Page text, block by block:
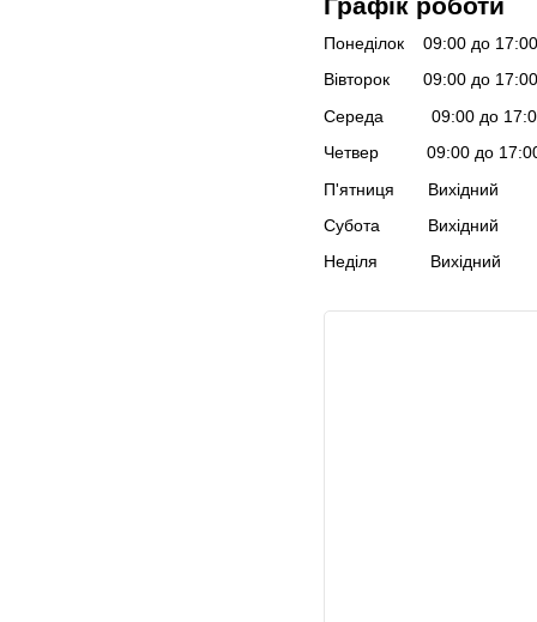
Понеділок 09:00 до 17:00
Вівторок 09:00 до 17:00
Середа 09:00 до
Четвер 09:00 до
П'ятниця Вихідний
Субота Вихідний
Неділя Вихідний